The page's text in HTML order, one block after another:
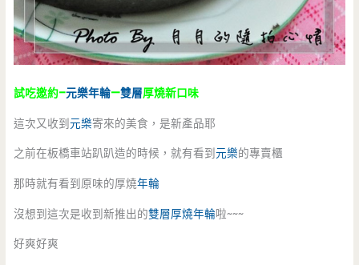
試吃邀約–元樂年輪—雙層厚燒新口味
這次又收到元樂寄來的美食，是新產品耶
之前在板橋車站趴趴造的時候，就有看到元樂的專賣櫃
那時就有看到原味的厚燒年輪
沒想到這次是收到新推出的雙層厚燒年輪啦~~~
好爽好爽